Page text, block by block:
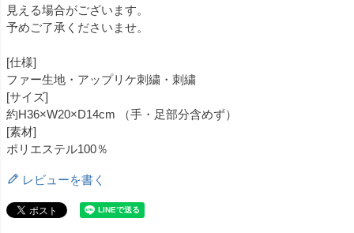
見える場合がございます。
予めご了承くださいませ。
[仕様]
ファー生地・アップリケ刺繍・刺繍
[サイズ]
約H36×W20×D14cm （手・足部分含めず）
[素材]
ポリエステル100％
レビューを書く